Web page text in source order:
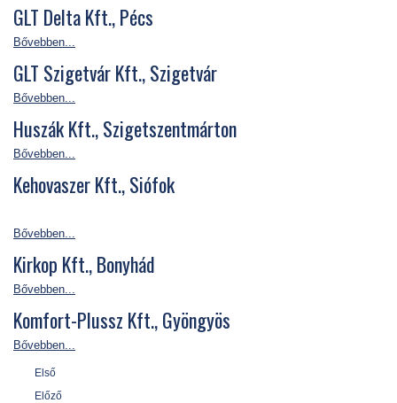
GLT Delta Kft., Pécs
Bővebben...
GLT Szigetvár Kft., Szigetvár
Bővebben...
Huszák Kft., Szigetszentmárton
Bővebben...
Kehovaszer Kft., Siófok
Bővebben...
Kirkop Kft., Bonyhád
Bővebben...
Komfort-Plussz Kft., Gyöngyös
Bővebben...
Első
Előző